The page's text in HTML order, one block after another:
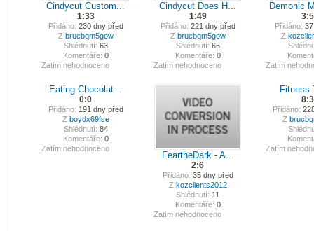
Cindycut Custom...
1:33
Přidáno: 230 dny před
Z brucbqm5gow
Shlédnutí: 63
Komentáře: 0
Zatím nehodnoceno
Cindycut Does H...
1:49
Přidáno: 221 dny před
Z brucbqm5gow
Shlédnutí: 66
Komentáře: 0
Zatím nehodnoceno
Demonic
Přidáno:
Z
Zatím
Eating Chocolat...
0:0
Přidáno: 191 dny před
Z boydx69fse
Shlédnutí: 84
Komentáře: 0
Zatím nehodnoceno
FeartheDark - A...
2:6
Přidáno: 35 dny před
Z kozclients2012
Shlédnutí: 11
Komentáře: 0
Zatím nehodnoceno
Fitness
Přidáno:
Z
Zatím